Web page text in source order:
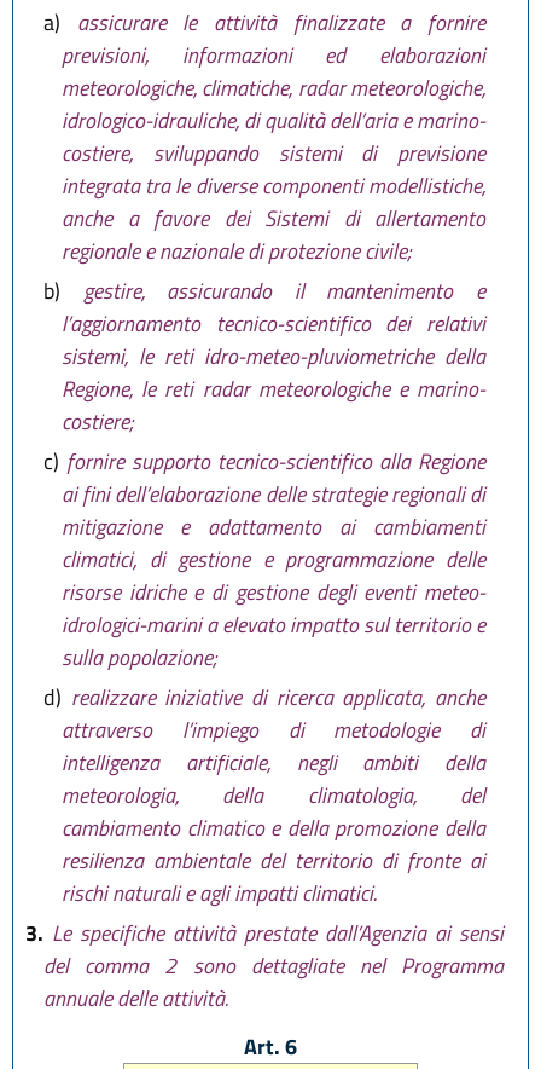
a) assicurare le attività finalizzate a fornire
previsioni, informazioni ed elaborazioni
meteorologiche, climatiche, radar meteorologiche,
idrologico-idrauliche, di qualità dell’aria e marino-
costiere, sviluppando sistemi di previsione
integrata tra le diverse componenti modellistiche,
anche a favore dei Sistemi di allertamento
regionale e nazionale di protezione civile;
b)
gestire, assicurando il mantenimento e
l’aggiornamento tecnico-scientifico dei relativi
sistemi, le reti idro-meteo-pluviometriche della
Regione, le reti radar meteorologiche e marino-
costiere;
c) fornire supporto tecnico-scientifico alla Regione
ai fini dell’elaborazione delle strategie regionali di
mitigazione e adattamento ai cambiamenti
climatici, di gestione e programmazione delle
risorse idriche e di gestione degli eventi meteo-
idrologici-marini a elevato impatto sul territorio e
sulla popolazione;
d) realizzare iniziative di ricerca applicata, anche
attraverso l’impiego di metodologie di
intelligenza artificiale, negli ambiti della
meteorologia, della climatologia, del
cambiamento climatico e della promozione della
resilienza ambientale del territorio di fronte ai
rischi naturali e agli impatti climatici.
3. Le specifiche attività prestate dall’Agenzia ai sensi
del comma 2 sono dettagliate nel Programma
annuale delle attività.
Art. 6